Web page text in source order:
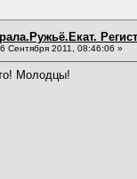
Сентября 2011, 08:46:06 »
Молодцы!